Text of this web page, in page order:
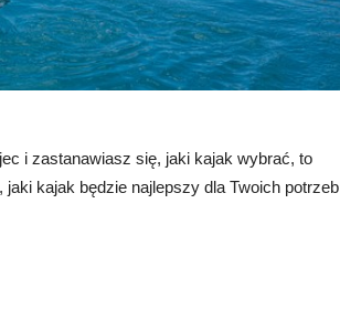
i zastanawiasz się, jaki kajak wybrać, to
kajak będzie najlepszy dla Twoich potrzeb